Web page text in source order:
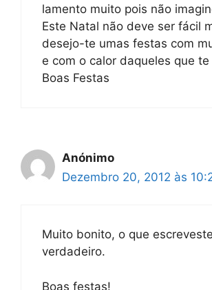
lamento muito pois não
Este Natal não deve ser fácil
desejo-te umas festas com
e com o calor daqueles que
Boas Festas
Anónimo
Dezembro 20, 2012 às
Muito bonito, o que
verdadeiro.
Boas festas!